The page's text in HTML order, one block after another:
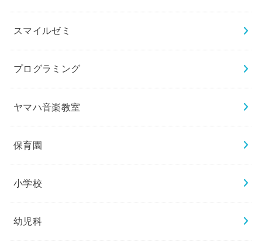
スマイルゼミ
プログラミング
ヤマハ音楽教室
保育園
小学校
幼児科